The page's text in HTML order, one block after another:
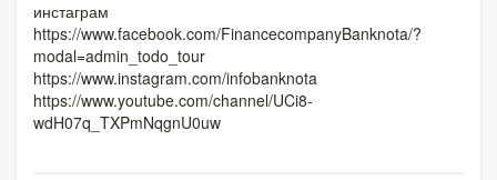
инстаграм
https://www.facebook.com/FinancecompanyBanknota/?
modal=admin_todo_tour
https://www.instagram.com/infobanknota
https://www.youtube.com/channel/UCi8-
wdH07q_TXPmNqgnU0uw